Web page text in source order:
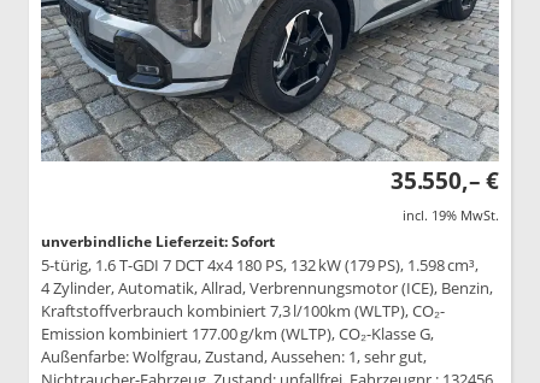
35.550,– €
incl. 19% MwSt.
unverbindliche Lieferzeit: Sofort
5-türig, 1.6 T-GDI 7 DCT 4x4 180 PS, 132 kW (179 PS), 1.598 cm³,
4 Zylinder, Automatik, Allrad, Verbrennungsmotor (ICE), Benzin,
Kraftstoffverbrauch kombiniert 7,3 l/100km (WLTP), CO₂-
Emission kombiniert 177.00 g/km (WLTP), CO₂-Klasse G,
Außenfarbe: Wolfgrau, Zustand, Aussehen: 1, sehr gut,